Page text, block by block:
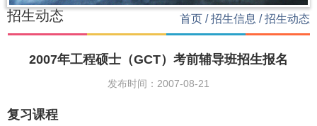
招生动态 首页 /招生信息 /招生动态
2007年工程硕士（GCT）考前辅导班招生报名
发布时间：2007-08-21
复习课程